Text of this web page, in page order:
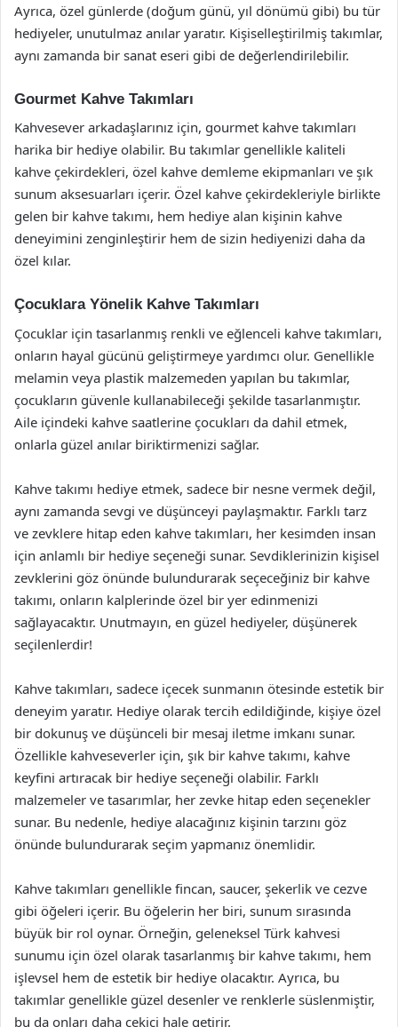
Ayrıca, özel günlerde (doğum günü, yıl dönümü gibi) bu tür
hediyeler, unutulmaz anılar yaratır. Kişiselleştirilmiş takımlar,
aynı zamanda bir sanat eseri gibi de değerlendirilebilir.
Gourmet Kahve Takımları
Kahvesever arkadaşlarınız için, gourmet kahve takımları
harika bir hediye olabilir. Bu takımlar genellikle kaliteli
kahve çekirdekleri, özel kahve demleme ekipmanları ve şık
sunum aksesuarları içerir. Özel kahve çekirdekleriyle birlikte
gelen bir kahve takımı, hem hediye alan kişinin kahve
deneyimini zenginleştirir hem de sizin hediyenizi daha da
özel kılar.
Çocuklara Yönelik Kahve Takımları
Çocuklar için tasarlanmış renkli ve eğlenceli kahve takımları,
onların hayal gücünü geliştirmeye yardımcı olur. Genellikle
melamin veya plastik malzemeden yapılan bu takımlar,
çocukların güvenle kullanabileceği şekilde tasarlanmıştır.
Aile içindeki kahve saatlerine çocukları da dahil etmek,
onlarla güzel anılar biriktirmenizi sağlar.
Kahve takımı hediye etmek, sadece bir nesne vermek değil,
aynı zamanda sevgi ve düşünceyi paylaşmaktır. Farklı tarz
ve zevklere hitap eden kahve takımları, her kesimden insan
için anlamlı bir hediye seçeneği sunar. Sevdiklerinizin kişisel
zevklerini göz önünde bulundurarak seçeceğiniz bir kahve
takımı, onların kalplerinde özel bir yer edinmenizi
sağlayacaktır. Unutmayın, en güzel hediyeler, düşünerek
seçilenlerdir!
Kahve takımları, sadece içecek sunmanın ötesinde estetik bir
deneyim yaratır. Hediye olarak tercih edildiğinde, kişiye özel
bir dokunuş ve düşünceli bir mesaj iletme imkanı sunar.
Özellikle kahveseverler için, şık bir kahve takımı, kahve
keyfini artıracak bir hediye seçeneği olabilir. Farklı
malzemeler ve tasarımlar, her zevke hitap eden seçenekler
sunar. Bu nedenle, hediye alacağınız kişinin tarzını göz
önünde bulundurarak seçim yapmanız önemlidir.
Kahve takımları genellikle fincan, saucer, şekerlik ve cezve
gibi öğeleri içerir. Bu öğelerin her biri, sunum sırasında
büyük bir rol oynar. Örneğin, geleneksel Türk kahvesi
sunumu için özel olarak tasarlanmış bir kahve takımı, hem
işlevsel hem de estetik bir hediye olacaktır. Ayrıca, bu
takımlar genellikle güzel desenler ve renklerle süslenmiştir,
bu da onları daha çekici hale getirir.